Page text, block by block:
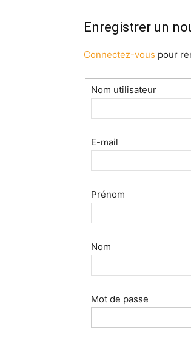
Enregistrer un
Connectez-vous pour
Nom utilisateur
E-mail
Prénom
Nom
Mot de passe